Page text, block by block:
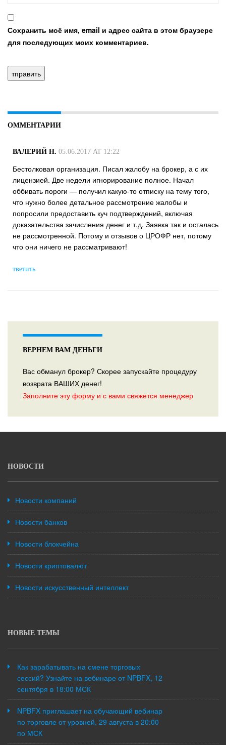
Сохранить моё имя, email и адрес сайта в этом браузере
для последующих моих комментариев.
ОММЕНТАРИИ
ВАЛЕРИЙ Н. 05.06.2017 AT 12:22
Бестолковая организация. Писал жалобу на брокер, а с их
лицензией. Две недели игнорирование полное. Начал
оббивать пороги — получил какую-то отписку на тему того,
что нужно более детальное рассмотрение жалобы и
попросили предоставить куч подтверждений, включая
доказательства зачисления денег и т.д. Заявка так и осталась
не рассмотренной. Потому и отзывов о ЦРОФР нет, потому
что они ничего не рассматривают!
тветить
ВЕРНЕМ ВАМ ДЕНЬГИ
Вас обманул брокер? Скорее запускайте процедуру
возврата ВАШИХ денег!
Заполните эту форму и с вами свяжется менеджер
НОВОСТИ
Новости компаний
Новости банков
Новости блокчейна
Новости криптовалют
Новости искусственный интеллект
НОВЫЕ ТЕМЫ
Как зарабатывать на смене торговых
сессий? Узнайте на вебинаре от NPBFX, 12
сентября в 18:00 МСК
NPBFX приглашает на обучающий вебинар
по торговле от уровней, 29 августа в 20:00
по МСК